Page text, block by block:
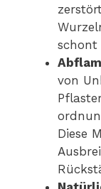
schont
von
Diese